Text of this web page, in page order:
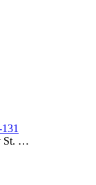
St. …